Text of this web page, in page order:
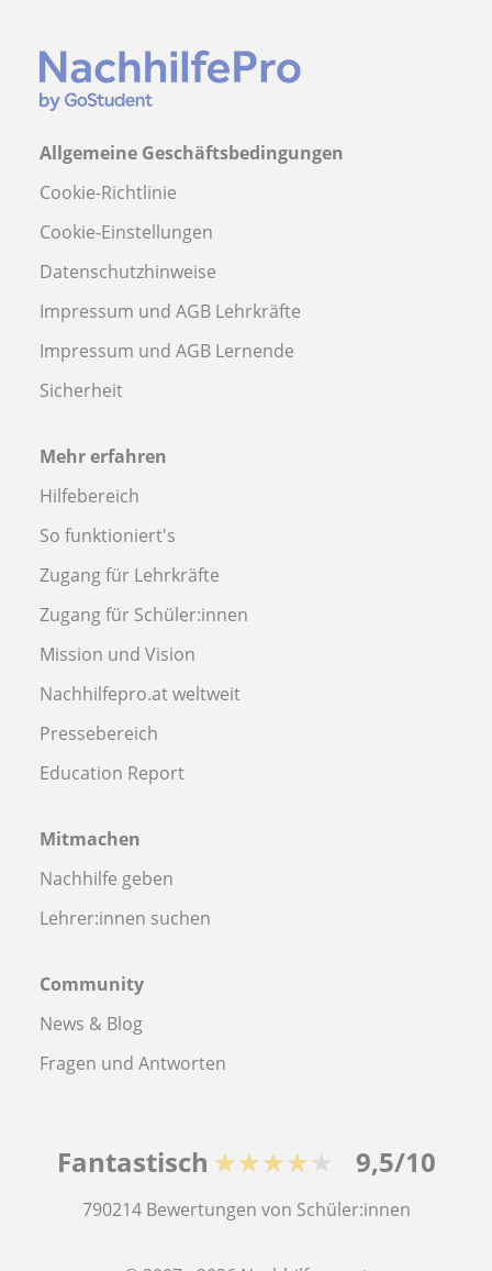
Allgemeine Geschäftsbedingungen
Cookie-Richtlinie
Cookie-Einstellungen
Datenschutzhinweise
Impressum und AGB Lehrkräfte
Impressum und AGB Lernende
Sicherheit
Mehr erfahren
Hilfebereich
So funktioniert's
Zugang für Lehrkräfte
Zugang für Schüler:innen
Mission und Vision
Nachhilfepro.at weltweit
Pressebereich
Education Report
Mitmachen
Nachhilfe geben
Lehrer:innen suchen
Community
News & Blog
Fragen und Antworten
Fantastisch ★★★★★ 9,5/10
790214 Bewertungen von Schüler:innen